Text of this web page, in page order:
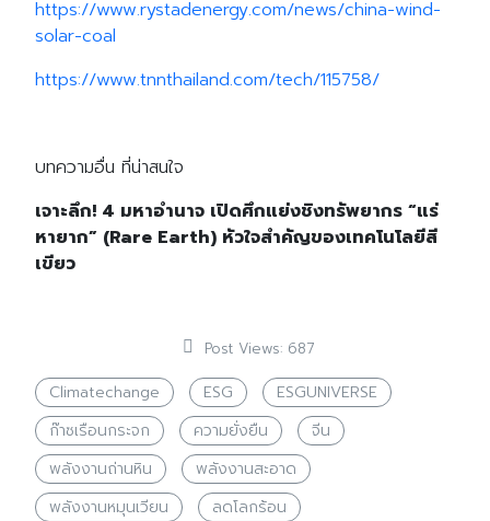
https://www.rystadenergy.com/news/china-wind-
solar-coal
https://www.tnnthailand.com/tech/115758/
บทความอื่น ที่น่าสนใจ
เจาะลึก! 4 มหาอำนาจ เปิดศึกแย่งชิงทรัพยากร “แร่
หายาก” (Rare Earth) หัวใจสำคัญของเทคโนโลยีสี
เขียว
Post Views: 687
Climatechange ESG
ESGUNIVERSE
ก๊าซเรือนกระจก
ความยั่งยืน
จีน
พลังงานถ่านหิน
พลังงานสะอาด
พลังงานหมุนเวียน
ลดโลกร้อน